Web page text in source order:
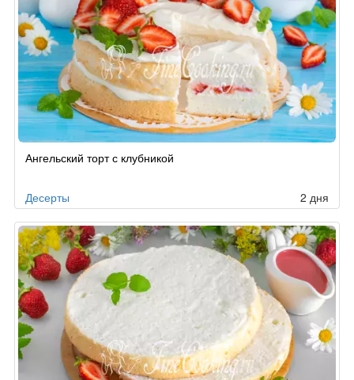
поАнгельский торт с клубникой
Десерты 2 дня